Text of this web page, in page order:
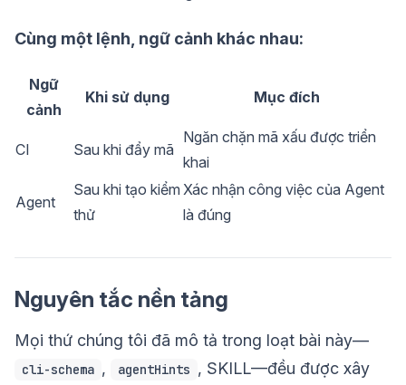
Cùng một lệnh, ngữ cảnh khác nhau:
Ngữ
cảnh
Khi sử dụng Mục đích
CI Sau khi đẩy mã
Ngăn chặn mã xấu được triển
khai
Agent
Sau khi tạo kiểm
thử
Xác nhận công việc của Agent
là đúng
Nguyên tắc nền tảng
Mọi thứ chúng tôi đã mô tả trong loạt bài này—
cli-schema , agentHints , SKILL—đều được xây